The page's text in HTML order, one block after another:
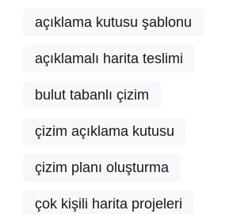
açıklama kutusu şablonu
açıklamalı harita teslimi
bulut tabanlı çizim
çizim açıklama kutusu
çizim planı oluşturma
çok kişili harita projeleri